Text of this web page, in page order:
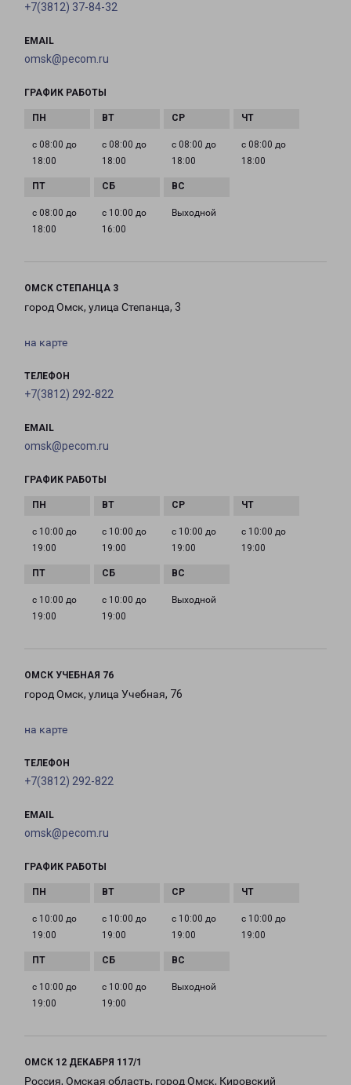
+7(3812) 37-84-32
EMAIL
omsk@pecom.ru
ГРАФИК РАБОТЫ
с 08:00 до
18:00
с 08:00 до
18:00
с 08:00 до
18:00
с 08:00 до
18:00
с 08:00 до
18:00
с 10:00 до
16:00
Выходной
ОМСК СТЕПАНЦА 3
город Омск, улица Степанца, 3
на карте
ТЕЛЕФОН
+7(3812) 292-822
EMAIL
omsk@pecom.ru
ГРАФИК РАБОТЫ
с 10:00 до
19:00
с 10:00 до
19:00
с 10:00 до
19:00
с 10:00 до
19:00
с 10:00 до
19:00
с 10:00 до
19:00
Выходной
ОМСК УЧЕБНАЯ 76
город Омск, улица Учебная, 76
на карте
ТЕЛЕФОН
+7(3812) 292-822
EMAIL
omsk@pecom.ru
ГРАФИК РАБОТЫ
с 10:00 до
19:00
с 10:00 до
19:00
с 10:00 до
19:00
с 10:00 до
19:00
с 10:00 до
19:00
с 10:00 до
19:00
Выходной
ОМСК 12 ДЕКАБРЯ 117/1
Россия, Омская область, город Омск, Кировский